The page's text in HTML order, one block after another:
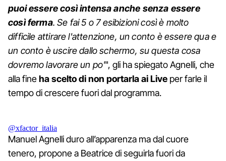
puoi essere così intensa anche senza essere
così ferma. Se fai 5 o 7 esibizioni così è molto
difficile attirare l'attenzione, un conto è essere qua e
un conto è uscire dallo schermo, su questa cosa
dovremo lavorare un po'", gli ha spiegato Agnelli, che
alla fineha scelto di non portarla ai Live per farle il
tempo di crescere fuori dal programma.
@xfactor_italia
Manuel Agnelli duro all’apparenza ma dal cuore
tenero, propone a Beatrice di seguirla fuori da